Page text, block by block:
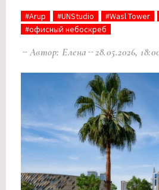
#Arup #UNStudio #Wasl Tower
#офисный небоскреб
Автор: Елена 28.05.2026,